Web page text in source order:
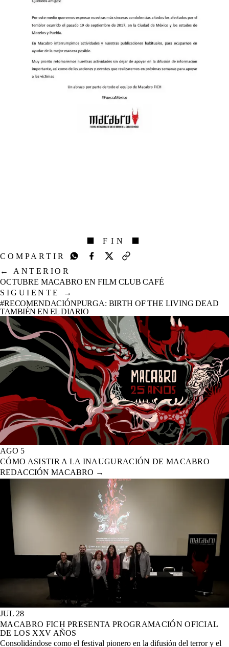
⬛ FIN ⬛
COMPARTIR
← ANTERIOR
OCTUBRE MACABRO EN FILM CLUB CAFÉ
SIGUIENTE
→
#RECOMENDACIÓNPURGA: BIRTH OF THE LIVING DEAD
TAMBIÉN EN EL DIARIO
AGO 5
CÓMO ASISTIR A LA INAUGURACIÓN DE MACABRO
REDACCIÓN MACABRO →
JUL 28
MACABRO FICH PRESENTA PROGRAMACIÓN OFICIAL
DE LOS XXV AÑOS
Consolidándose como el festival pionero en la difusión del terror y el